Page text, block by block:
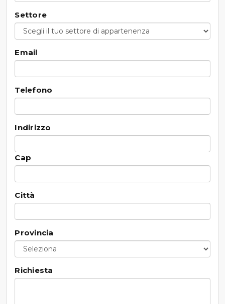
Settore
Email
Telefono
Indirizzo
Cap
Città
Provincia
Richiesta